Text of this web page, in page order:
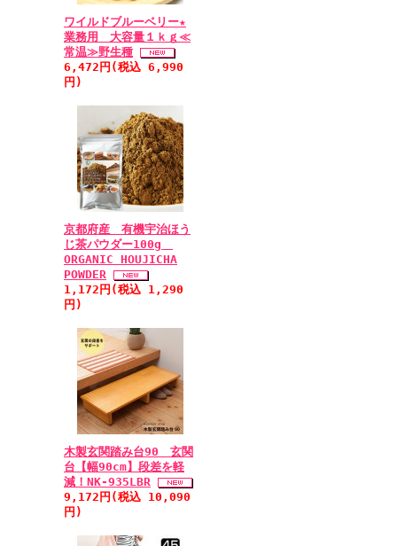
ワイルドブルーベリー★
業務用 大容量１ｋｇ≪
常温≫野生種
6,472円(税込 6,990
円)
京都府産 有機宇治ほう
じ茶パウダー100g
ORGANIC HOUJICHA
POWDER
1,172円(税込 1,290
円)
木製玄関踏み台90 玄関
台【幅90cm】段差を軽
減！NK-935LBR
9,172円(税込 10,090
円)